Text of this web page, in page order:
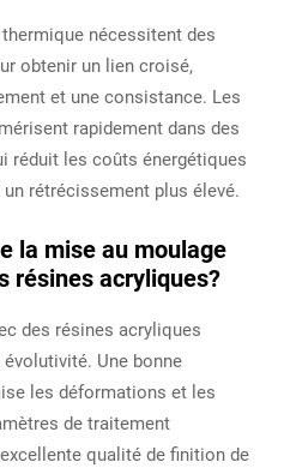
nécessitent des
obtenir un lien croisé,
et une consistance. Les
rapidement dans des
réduit les coûts énergétiques
rétrécissement plus élevé.
la mise au moulage
résines acryliques?
des résines acryliques
Une bonne
les déformations et les
de traitement
qualité de finition de